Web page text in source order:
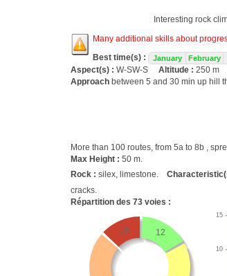
Interesting rock
Many additional skills about
Best time(s) :
January February
Aspect(s) : W-SW-S Altitude : 250 m
Approach between 5 and 30 min up hill
More than 100 routes, from 5a to 8b ,
Max Height : 50 m.
Rock : silex, limestone.
cracks.
Répartition des 73 voies :
12
10
10
15